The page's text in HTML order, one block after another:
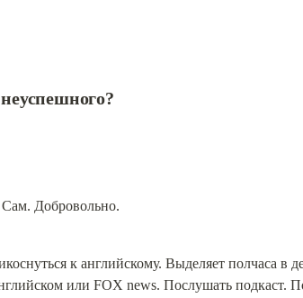
Сам. Добровольно.
к английскому. Выделяет полчаса в
или FOX news. Послушать подкаст.